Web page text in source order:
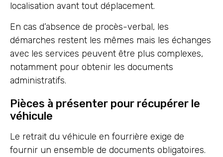
localisation avant tout déplacement.
En cas d’absence de procès-verbal, les
démarches restent les mêmes mais les échanges
avec les services peuvent être plus complexes,
notamment pour obtenir les documents
administratifs.
Pièces à présenter pour récupérer le
véhicule
Le retrait du véhicule en fourrière exige de
fournir un ensemble de documents obligatoires.